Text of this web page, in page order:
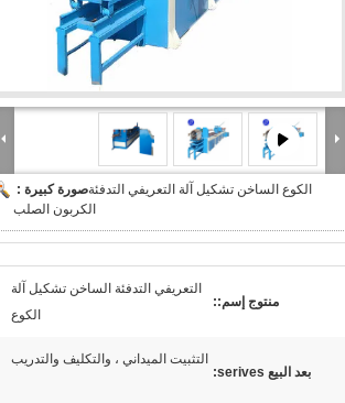
صورة كبيرة :الكوع الساخن تشكيل آلة التعريفي التدفئة
الكربون الصلب
منتوج إسم::
التعريفي التدفئة الساخن تشكيل آلة
الكوع
بعد البيع serives:
التثبيت الميداني ، والتكليف والتدريب